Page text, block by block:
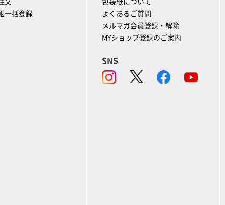
文
一括登録
包装紙について
よくあるご質問
メルマガ会員登録・解除
MYショップ登録のご案内
SNS